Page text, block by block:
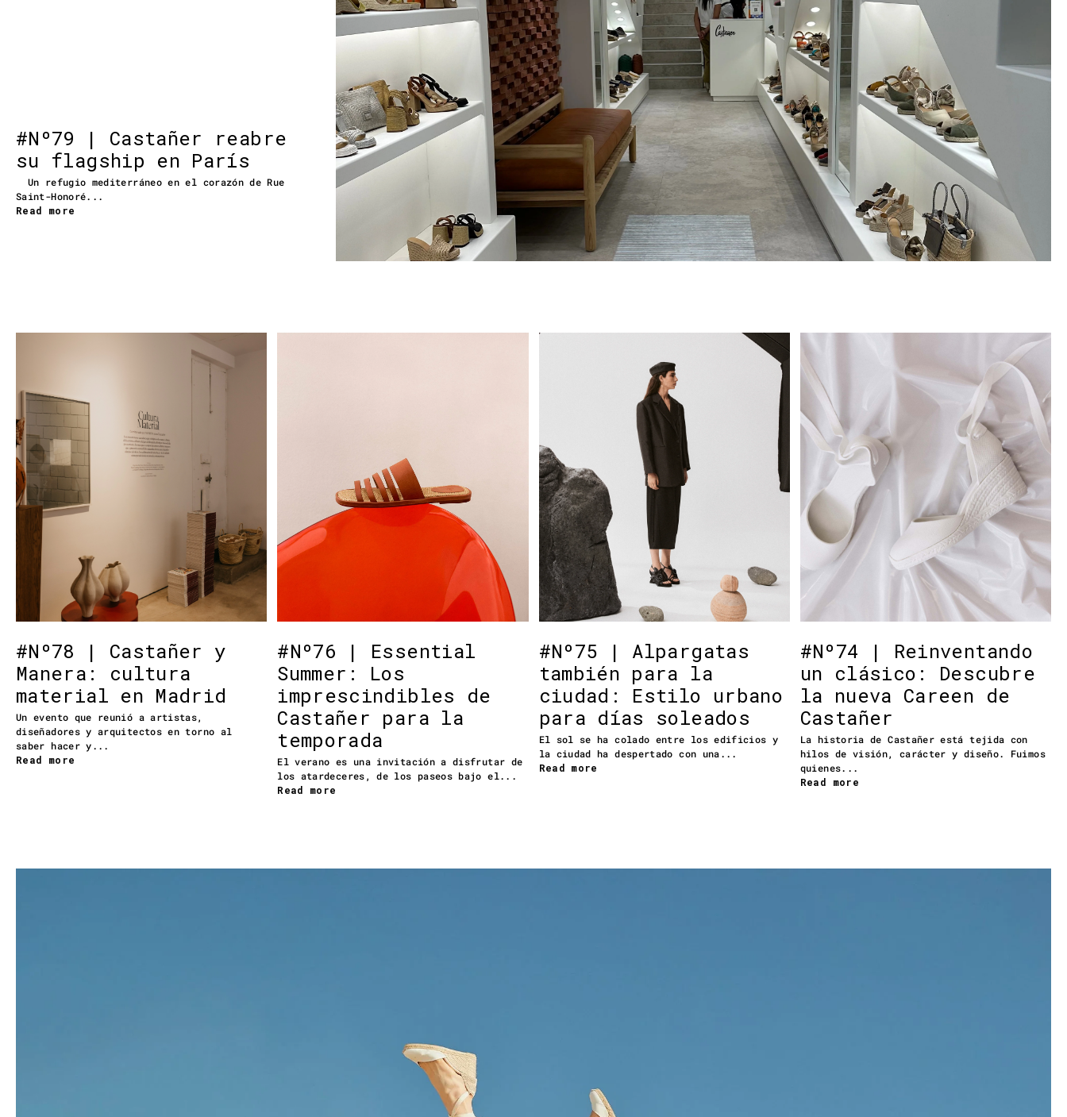
#Nº79 | Castañer reabre
su flagship en París
Un refugio mediterráneo en el corazón de Rue
Saint-Honoré...
Read more
#Nº78 | Castañer y
Manera: cultura
material en Madrid
Un evento que reunió a artistas,
diseñadores y arquitectos en torno al
saber hacer y...
Read more
#Nº76 | Essential
Summer: Los
imprescindibles de
Castañer para la
temporada
El verano es una invitación a disfrutar de
los atardeceres, de los paseos bajo el...
Read more
#Nº75 | Alpargatas
también para la
ciudad: Estilo urbano
para días soleados
El sol se ha colado entre los edificios y
la ciudad ha despertado con una...
Read more
#Nº74 | Reinventando
un clásico: Descubre
la nueva Careen de
Castañer
La historia de Castañer está tejida con
hilos de visión, carácter y diseño. Fuimos
quienes...
Read more